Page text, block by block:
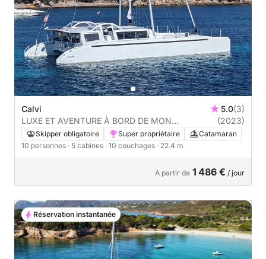
Calvi 5.0(3)
LUXE ET AVENTURE À BORD DE MON
CATAMARAN
(2023)
Skipper obligatoire Super propriétaire
Catamaran
10 personnes · 5 cabines · 10 couchages · 22.4 m
À partir de 1 486 € / jour
Réservation instantanée